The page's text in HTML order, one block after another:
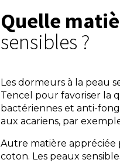
Quelle
sensibles ?
Les dormeurs à la peau
Tencel pour favoriser la
bactériennes et anti-
aux acariens, par
Autre matière appréciée
coton. Les peaux